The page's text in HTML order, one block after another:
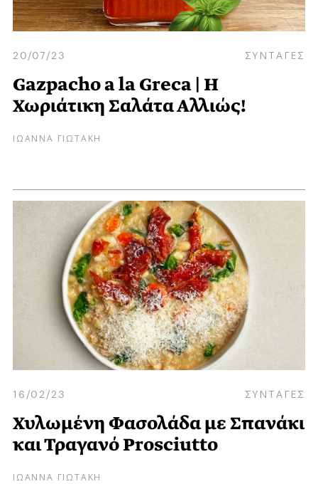
20/07/23 ΣΥΝΤΑΓΕΣ
Gazpacho a la Greca | Η
Χωριάτικη Σαλάτα Αλλιώς!
ΙΩΑΝΝΑ ΓΙΩΤΑΚΗ
16/02/23 ΣΥΝΤΑΓΕΣ
Χυλωμένη Φασολάδα με Σπανάκι
και Τραγανό Prosciutto
ΙΩΑΝΝΑ ΓΙΩΤΑΚΗ